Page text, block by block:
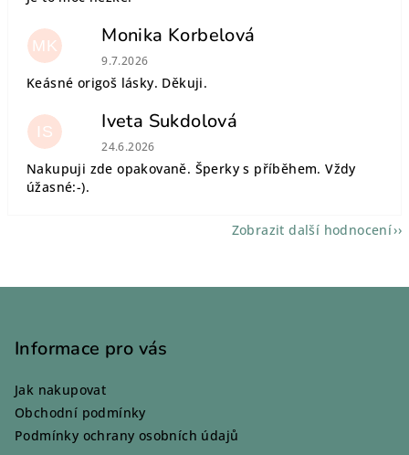
MK Monika Korbelová
Hodnocení obchodu je 5 z 5 hvězdiček.
9.7.2026
Keásné origoš lásky. Děkuji.
IS Iveta Sukdolová
Hodnocení obchodu je 5 z 5 hvězdiček.
24.6.2026
Nakupuji zde opakovaně. Šperky s příběhem. Vždy
úžasné:-).
Zobrazit další hodnocení
Informace pro vás
Jak nakupovat
Obchodní podmínky
Podmínky ochrany osobních údajů